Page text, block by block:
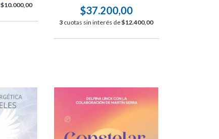
$10.000,00 $37.200,00
3 cuotas sin interés de$12.400,00